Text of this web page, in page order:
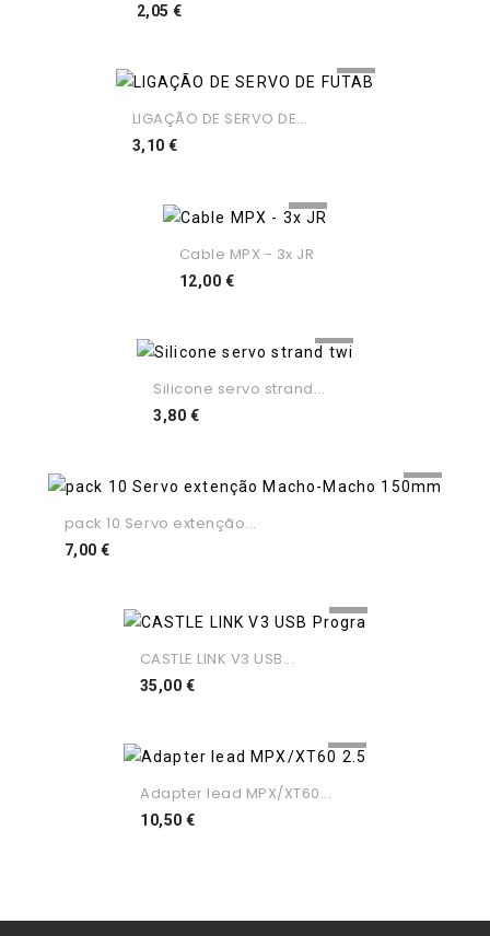
2,05 €Preço
LIGAÇÃO DE SERVO DE...
3,10 €Preço
Cable MPX - 3x JR
12,00 €Preço
Silicone servo strand...
3,80 €Preço
pack 10 Servo extenção...
7,00 €
CASTLE LINK V3 USB...
35,00 €Preço
Adapter lead MPX/XT60...
10,50 €Preço